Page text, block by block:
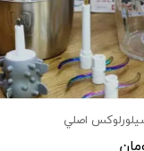
اصلي